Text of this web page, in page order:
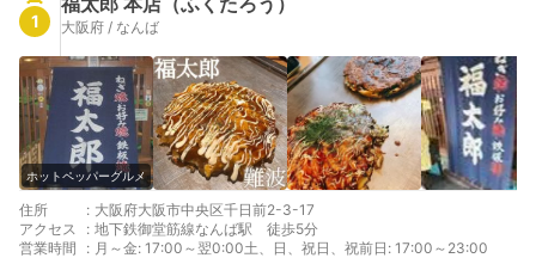
1 大阪府 / なんば
ホットペッパーグルメ
住所 : 大阪府大阪市中央区千日前2-3-17
アクセス
: 地下鉄御堂筋線なんば駅 徒歩5分
営業時間
: 月～金: 17:00～翌0:00土、日、祝日、祝前日: 17:00～23:00